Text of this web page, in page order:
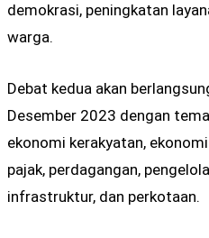
demokrasi, peningkatan
warga.
Debat kedua akan
Desember 2023 dengan
ekonomi kerakyatan,
pajak, perdagangan,
infrastruktur, dan perkotaan.